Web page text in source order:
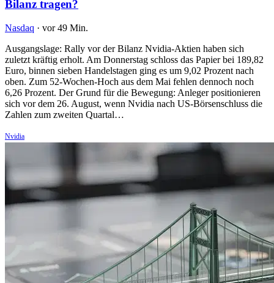
Bilanz tragen?
Nasdaq · vor 49 Min.
Ausgangslage: Rally vor der Bilanz Nvidia-Aktien haben sich
zuletzt kräftig erholt. Am Donnerstag schloss das Papier bei 189,82
Euro, binnen sieben Handelstagen ging es um 9,02 Prozent nach
oben. Zum 52-Wochen-Hoch aus dem Mai fehlen dennoch noch
6,26 Prozent. Der Grund für die Bewegung: Anleger positionieren
sich vor dem 26. August, wenn Nvidia nach US-Börsenschluss die
Zahlen zum zweiten Quartal…
Nvidia